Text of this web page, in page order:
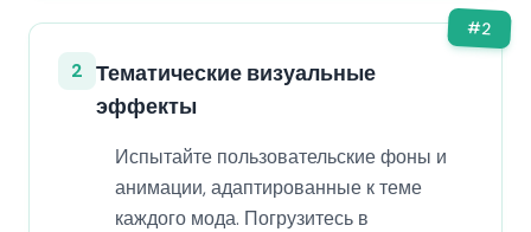
#2
2 Тематические визуальные
эффекты
Испытайте пользовательские фоны и
анимации, адаптированные к теме
каждого мода. Погрузитесь в